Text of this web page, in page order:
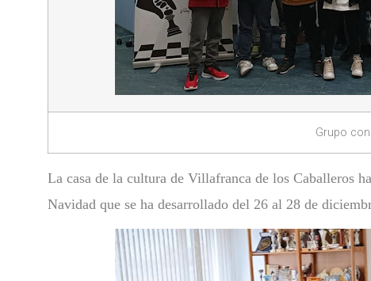
Grupo
La casa de la cultura de Villafranca de los Caballeros
Navidad que se ha desarrollado del 26 al 28 de